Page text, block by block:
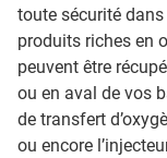
toute sécurité dans
produits riches en
peuvent être
ou en aval de vos
de transfert
ou encore